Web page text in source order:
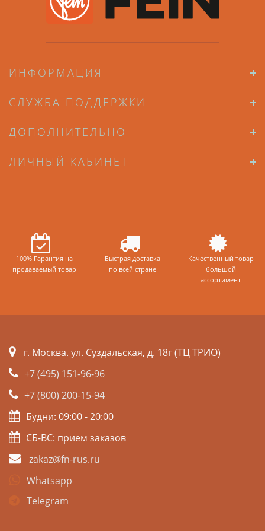
ИНФОРМАЦИЯ
СЛУЖБА ПОДДЕРЖКИ
ДОПОЛНИТЕЛЬНО
ЛИЧНЫЙ КАБИНЕТ
100% Гарантия на
продаваемый товар
Быстрая доставка
по всей стране
Качественный товар
большой
ассортимент
г. Москва. ул. Суздальская, д. 18г (ТЦ ТРИО)
+7 (495) 151-96-96
+7 (800) 200-15-94
Будни: 09:00 - 20:00
СБ-ВС: прием заказов
zakaz@fn-rus.ru
Whatsapp
Telegram